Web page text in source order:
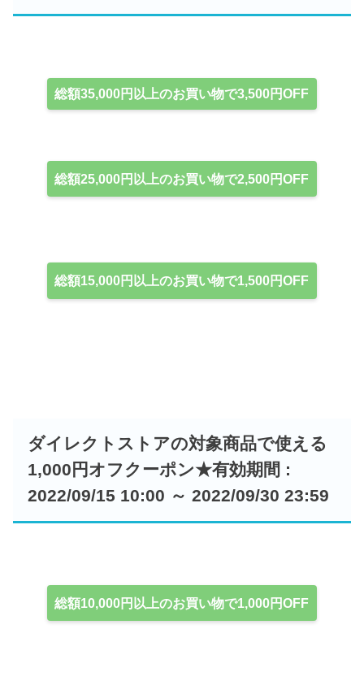
総額35,000円以上のお買い物で3,500円OFF
総額25,000円以上のお買い物で2,500円OFF
総額15,000円以上のお買い物で1,500円OFF
ダイレクトストアの対象商品で使える
1,000円オフクーポン★有効期間 :
2022/09/15 10:00 ～ 2022/09/30 23:59
総額10,000円以上のお買い物で1,000円OFF